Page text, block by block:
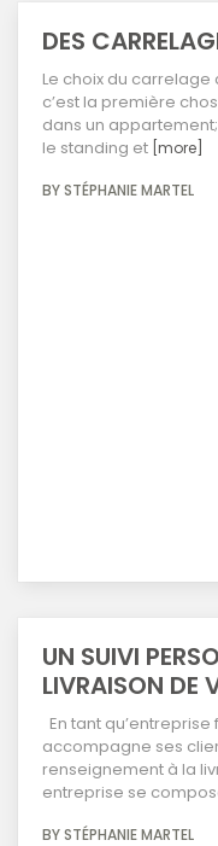
DES
Le choix du
c’est la première
dans un
le standing et [more]
BY STÉPHANIE MARTEL
UN SUIVI
LIVRAISON DE
En tant qu’entreprise
accompagne ses
renseignement à la
entreprise se
BY STÉPHANIE MARTEL